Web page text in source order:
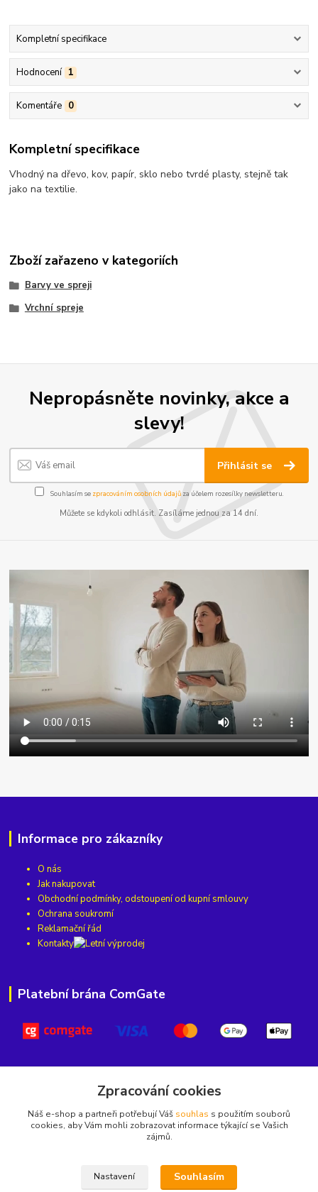
Kompletní specifikace
Hodnocení 1
Komentáře 0
Kompletní specifikace
Vhodný na dřevo, kov, papír, sklo nebo tvrdé plasty, stejně tak
jako na textilie.
Zboží zařazeno v kategoriích
Barvy ve spreji
Vrchní spreje
Nepropásněte novinky, akce a
slevy!
Přihlásit se
Souhlasím se zpracováním osobních údajůza účelem rozesílky newsletteru.
Můžete se kdykoli odhlásit. Zasíláme jednou za 14 dní.
Informace pro zákazníky
O nás
Jak nakupovat
Obchodní podmínky, odstoupení od kupní smlouvy
Ochrana soukromí
Reklamační řád
Kontakty
Platební brána ComGate
Kde nás najdete
Horská 813, Střední Předměstí,
Zpracování cookies
Náš e-shop a partneři potřebují Váš souhlas s použitím souborů
cookies, aby Vám mohli zobrazovat informace týkající se Vašich
zájmů.
Nastavení Souhlasím